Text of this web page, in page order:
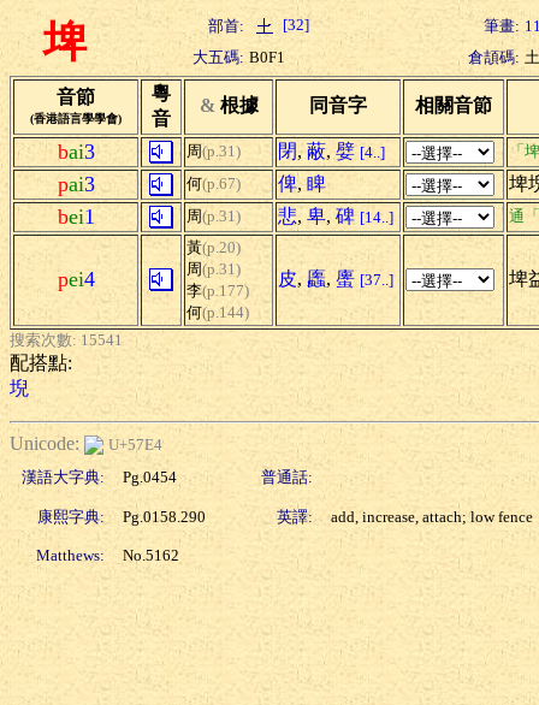
埤 部首: [32] 筆畫:
大五碼: B0F1 倉頡碼:
音節
(香港語言學學會)
粵
音
& 根據 同音字 相關音節
bai3 周(p.31) 閉, 蔽, 嬖 [4..] 「
pai3 何(p.67) 俾, 睥 埤
bei1 周(p.31) 悲, 卑, 碑 [14..] 通
pei4
黃(p.20)
周(p.31)
李(p.177)
何(p.144)
皮, 蠯, 螷 [37..] 埤
搜索次數: 15541
配搭點:
堄
Unicode:
U+57E4
漢語大字典:
Pg.0454 普通話:
康熙字典: Pg.0158.290 英譯: add, increase, attach; low fence
Matthews: No.5162